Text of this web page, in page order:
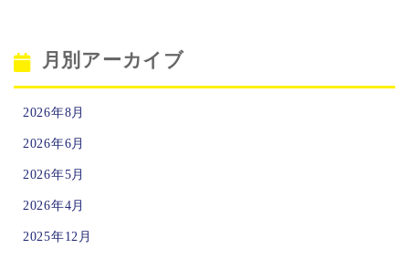
月別アーカイブ
2026年8月
2026年6月
2026年5月
2026年4月
2025年12月